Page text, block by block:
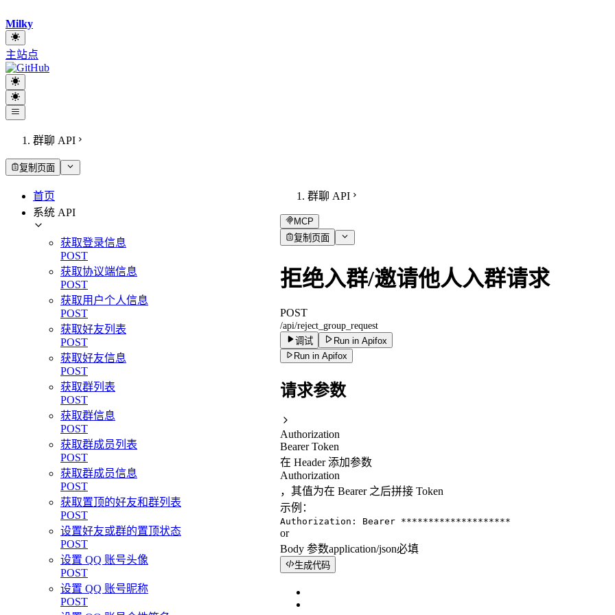
Milky
主站点
群聊 API
复制页面
首页
系统 API
获取登录信息
POST
获取协议端信息
POST
获取用户个人信息
POST
获取好友列表
POST
获取好友信息
POST
获取群列表
POST
获取群信息
POST
获取群成员列表
POST
获取群成员信息
POST
获取置顶的好友和群列表
POST
设置好友或群的置顶状态
POST
设置 QQ 账号头像
POST
设置 QQ 账号昵称
POST
群聊 API
MCP
复制页面
拒绝入群/邀请他人入群请求
POST
/api/reject_group_request
调试
Run in Apifox
Run in Apifox
请求参数
Authorization
Bearer Token
在 Header 添加参数
Authorization
，其值为在 Bearer 之后拼接 Token
示例 ：
Authorization: Bearer ********************
or
Body 参数application/json必填
生成代码